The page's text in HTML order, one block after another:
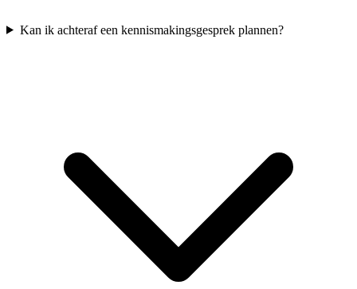
Kan ik achteraf een kennismakingsgesprek plannen?